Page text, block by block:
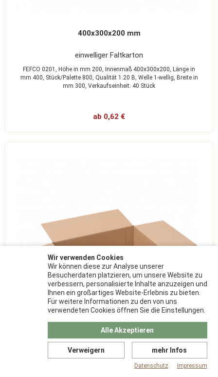
400x300x200 mm
einwelliger Faltkarton
FEFCO 0201, Höhe in mm 200, Innenmaß 400x300x200, Länge in
mm 400, Stück/Palette 800, Qualität 1.20 B, Welle 1-wellig, Breite in
mm 300, Verkaufseinheit: 40 Stück
ab 0,62 €
400x300x200 mm
Wir verwenden Cookies
Wir können diese zur Analyse unserer
Besucherdaten platzieren, um unsere Website zu
verbessern, personalisierte Inhalte anzuzeigen und
Ihnen ein großartiges Website-Erlebnis zu bieten.
Für weitere Informationen zu den von uns
verwendeten Cookies öffnen Sie die Einstellungen.
Verweigern
Alle Akzeptieren
mehr Infos
Datenschutz Impressum